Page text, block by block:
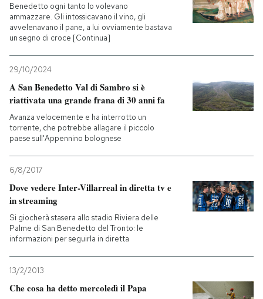
Benedetto ogni tanto lo volevano
ammazzare. Gli intossicavano il vino, gli
avvelenavano il pane, a lui ovviamente bastava
un segno di croce [Continua]
29/10/2024
A San Benedetto Val di Sambro si è
riattivata una grande frana di 30 anni fa
Avanza velocemente e ha interrotto un
torrente, che potrebbe allagare il piccolo
paese sull'Appennino bolognese
6/8/2017
Dove vedere Inter-Villarreal in diretta tv e
in streaming
Si giocherà stasera allo stadio Riviera delle
Palme di San Benedetto del Tronto: le
informazioni per seguirla in diretta
13/2/2013
Che cosa ha detto mercoledì il Papa